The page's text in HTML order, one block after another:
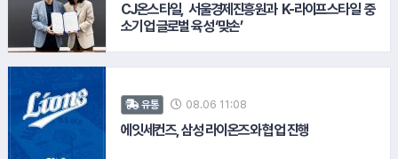
CJ온스타일, 서울경제진흥원과 K-라이프스타일 중
소기업 글로벌 육성 ‘맞손’
유통 08.06 11:08
에잇세컨즈, 삼성 라이온즈와 협업 진행
#삼성생명